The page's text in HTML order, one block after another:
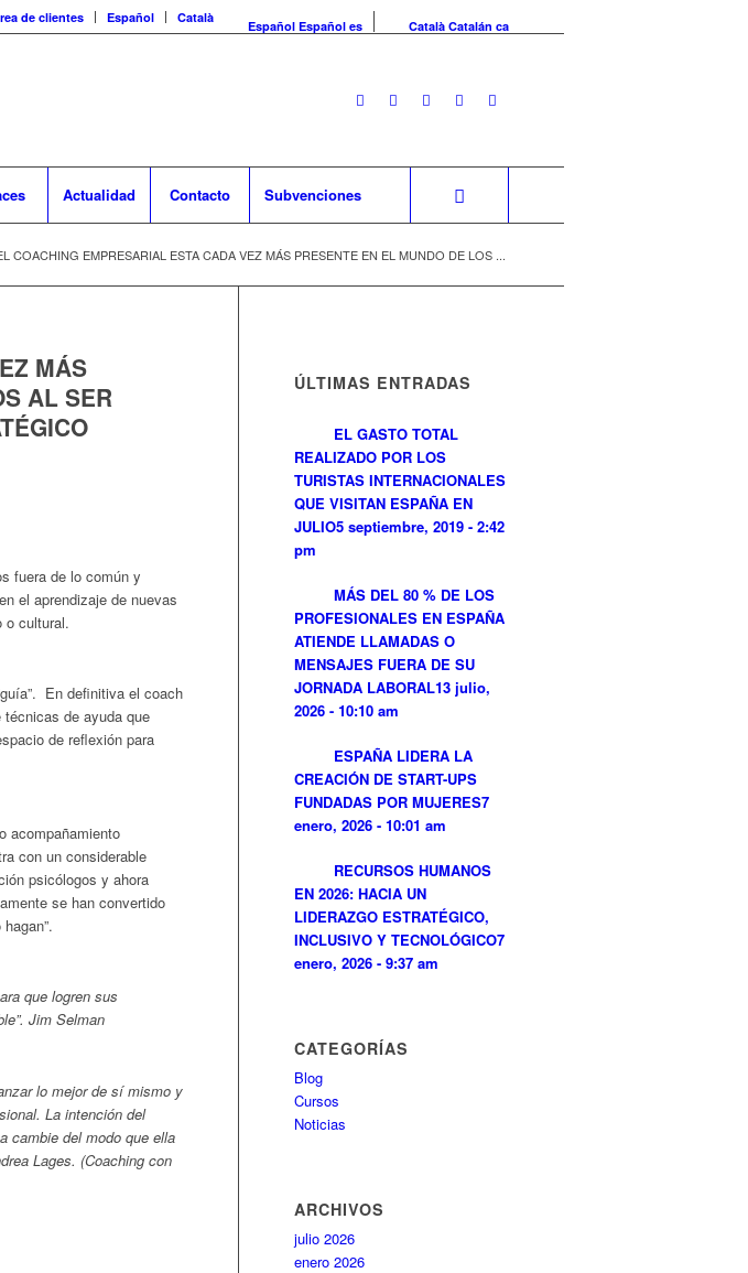
de clientes Español Català
Español Español es Català Catalán ca
Actualidad Contacto Subvenciones
COACHING EMPRESARIAL ESTA CADA VEZ MÁS PRESENTE EN EL MUNDO DE LOS ...
MÁS
AL SER
fuera de lo común y
el aprendizaje de nuevas
o cultural.
En definitiva el coach
de ayuda que
de reflexión para
acompañamiento
con un considerable
psicólogos y ahora
se han convertido
que logren sus
Jim Selman
lo mejor de sí mismo y
La intención del
cambie del modo que ella
Lages. (Coaching con
ÚLTIMAS ENTRADAS
EL GASTO TOTAL
REALIZADO POR LOS
TURISTAS INTERNACIONALES
QUE VISITAN ESPAÑA EN
JULIO5 septiembre, 2019 - 2:42
pm
MÁS DEL 80 % DE LOS
PROFESIONALES EN ESPAÑA
ATIENDE LLAMADAS O
MENSAJES FUERA DE SU
JORNADA LABORAL13 julio,
2026 - 10:10 am
ESPAÑA LIDERA LA
CREACIÓN DE START-UPS
FUNDADAS POR MUJERES7
enero, 2026 - 10:01 am
RECURSOS HUMANOS
EN 2026: HACIA UN
LIDERAZGO ESTRATÉGICO,
INCLUSIVO Y TECNOLÓGICO7
enero, 2026 - 9:37 am
CATEGORÍAS
Blog
Cursos
Noticias
ARCHIVOS
julio 2026
enero 2026